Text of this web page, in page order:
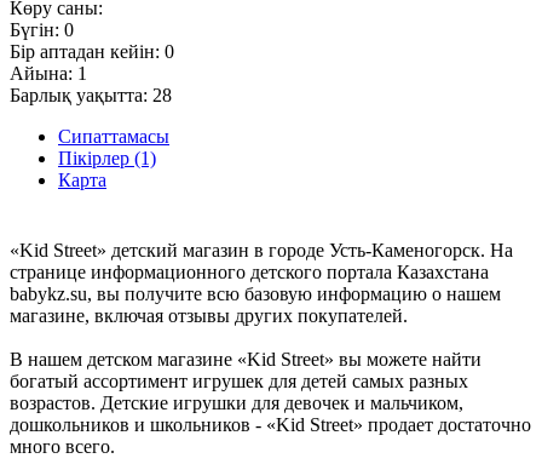
Көру саны:
Бүгін: 0
Бір аптадан кейін: 0
Айына: 1
Барлық уақытта: 28
Сипаттамасы
Пікірлер (1)
Карта
«Kid Street» детский магазин в городе Усть-Каменогорск. На
странице информационного детского портала Казахстана
babykz.su, вы получите всю базовую информацию о нашем
магазине, включая отзывы других покупателей.
В нашем детском магазине «Kid Street» вы можете найти
богатый ассортимент игрушек для детей самых разных
возрастов. Детские игрушки для девочек и мальчиком,
дошкольников и школьников - «Kid Street» продает достаточно
много всего.